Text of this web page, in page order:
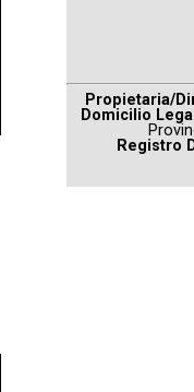
Propietaria/
Domicilio
Registro